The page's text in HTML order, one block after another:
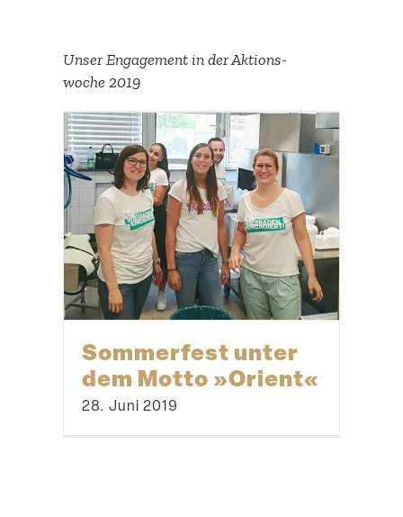
Unser Engagement in der Aktions­
woche 2019
Sommerfest unter
dem Motto »Orient«
28. Juni 2019